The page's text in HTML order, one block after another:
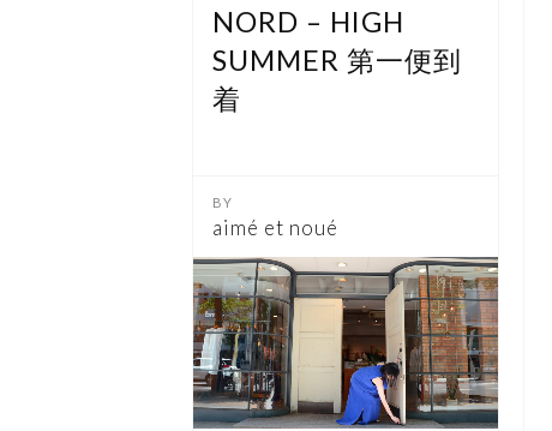
NORD – HIGH
SUMMER 第一便到
着
aimé et noué